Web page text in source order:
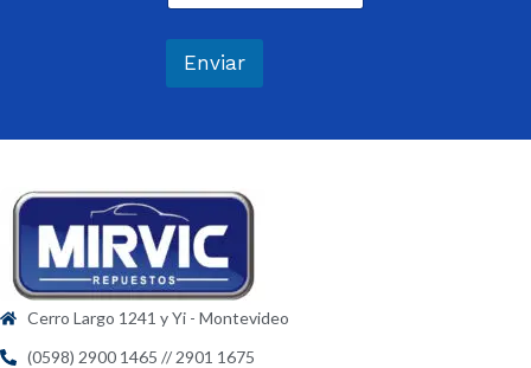
*
r
r
t
r
ó
n
i
c
o
*
Enviar
Cerro Largo 1241 y Yi - Montevideo
(0598) 2900 1465 // 2901 1675